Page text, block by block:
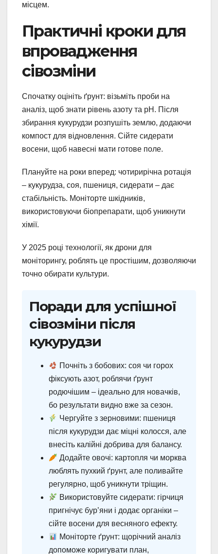
місцем.
Практичні кроки для
впровадження
сівозміни
Спочатку оцініть ґрунт: візьміть проби на
аналіз, щоб знати рівень азоту та pH. Після
збирання кукурудзи розпушіть землю, додаючи
компост для відновлення. Сійте сидерати
восени, щоб навесні мати готове поле.
Плануйте на роки вперед: чотирирічна ротація
– кукурудза, соя, пшениця, сидерати – дає
стабільність. Моніторте шкідників,
використовуючи біопрепарати, щоб уникнути
хімії.
У 2025 році технології, як дрони для
моніторингу, роблять це простішим, дозволяючи
точно обирати культури.
Поради для успішної
сівозміни після
кукурудзи
Почніть з бобових: соя чи горох
фіксують азот, роблячи ґрунт
родючішим – ідеально для новачків,
бо результати видно вже за сезон.
Чергуйте з зерновими: пшениця
після кукурудзи дає міцні колосся, але
внесіть калійні добрива для балансу.
Додайте овочі: картопля чи морква
люблять пухкий ґрунт, але поливайте
регулярно, щоб уникнути тріщин.
Використовуйте сидерати: гірчиця
пригнічує бур’яни і додає органіки –
сійте восени для весняного ефекту.
Моніторте ґрунт: щорічний аналіз
допоможе коригувати план,